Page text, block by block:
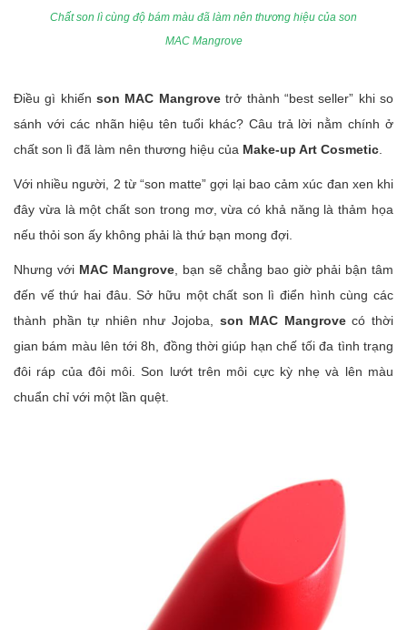
Chất son lì cùng độ bám màu đã làm nên thương hiệu của son
MAC Mangrove
Điều gì khiếnson MAC Mangrovetrở thành “best seller” khi so
sánh với các nhãn hiệu tên tuổi khác? Câu trả lời nằm chính ở
chất son lì đã làm nên thương hiệu của Make-up Art Cosmetic
Với nhiều người, 2 từ “son matte” gợi lại bao cảm xúc đan xen khi
đây vừa là một chất son trong mơ, vừa có khả năng là thảm họa
nếu thỏi son ấy không phải là thứ bạn mong đợi.
Nhưng với MAC Mangrove , bạn sẽ chẳng bao giờ phải bận tâm
đến vế thứ hai đâu. Sở hữu một chất son lì điển hình cùng các
thành phần tự nhiên như Jojoba, son MAC Mangrovecó thời
gian bám màu lên tới 8h, đồng thời giúp hạn chế tối đa tình trạng
đôi ráp của đôi môi. Son lướt trên môi cực kỳ nhẹ và lên màu
chuẩn chỉ với một lần quệt.